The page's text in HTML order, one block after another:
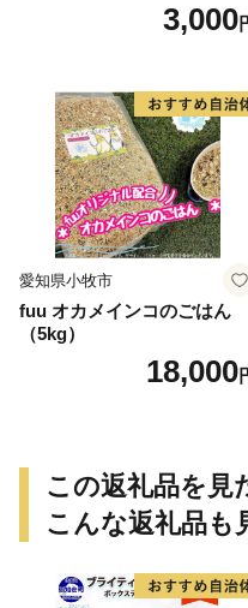
3,000
愛知県小牧市
fuu オカメインコのごはん
（5kg）
18,000
この返礼品を見
こんな返礼品も